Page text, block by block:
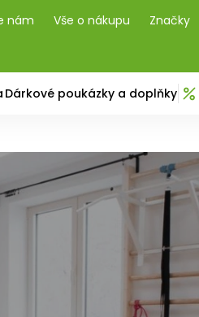
nám Vše o nákupu Značky
Dárkové poukázky a doplňky